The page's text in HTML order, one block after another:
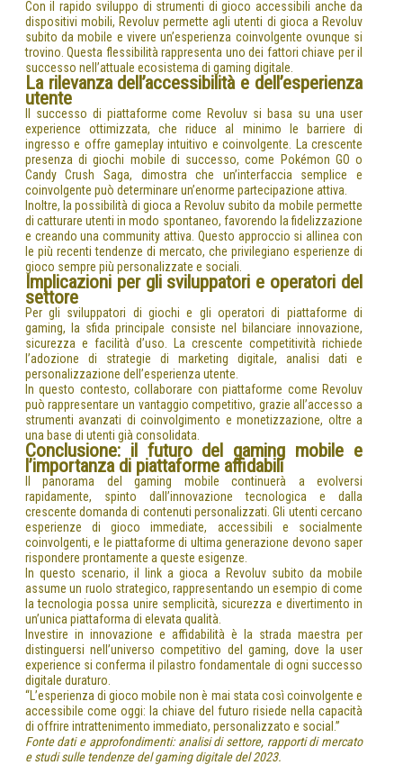
Con il rapido sviluppo di strumenti di gioco accessibili anche da
dispositivi mobili, Revoluv permette agli utenti di gioca a Revoluv
subito da mobile e vivere un’esperienza coinvolgente ovunque si
trovino. Questa flessibilità rappresenta uno dei fattori chiave per il
successo nell’attuale ecosistema di gaming digitale.
La rilevanza dell’accessibilità e dell’esperienza
utente
Il successo di piattaforme come Revoluv si basa su una user
experience ottimizzata, che riduce al minimo le barriere di
ingresso e offre gameplay intuitivo e coinvolgente. La crescente
presenza di giochi mobile di successo, come Pokémon GO o
Candy Crush Saga, dimostra che un’interfaccia semplice e
coinvolgente può determinare un’enorme partecipazione attiva.
Inoltre, la possibilità di gioca a Revoluv subito da mobile permette
di catturare utenti in modo spontaneo, favorendo la fidelizzazione
e creando una community attiva. Questo approccio si allinea con
le più recenti tendenze di mercato, che privilegiano esperienze di
gioco sempre più personalizzate e sociali.
Implicazioni per gli sviluppatori e operatori del
settore
Per gli sviluppatori di giochi e gli operatori di piattaforme di
gaming, la sfida principale consiste nel bilanciare innovazione,
sicurezza e facilità d’uso. La crescente competitività richiede
l’adozione di strategie di marketing digitale, analisi dati e
personalizzazione dell’esperienza utente.
In questo contesto, collaborare con piattaforme come Revoluv
può rappresentare un vantaggio competitivo, grazie all’accesso a
strumenti avanzati di coinvolgimento e monetizzazione, oltre a
una base di utenti già consolidata.
Conclusione: il futuro del gaming mobile e
l’importanza di piattaforme affidabili
Il panorama del gaming mobile continuerà a evolversi
rapidamente, spinto dall’innovazione tecnologica e dalla
crescente domanda di contenuti personalizzati. Gli utenti cercano
esperienze di gioco immediate, accessibili e socialmente
coinvolgenti, e le piattaforme di ultima generazione devono saper
rispondere prontamente a queste esigenze.
In questo scenario, il link a gioca a Revoluv subito da mobile
assume un ruolo strategico, rappresentando un esempio di come
la tecnologia possa unire semplicità, sicurezza e divertimento in
un’unica piattaforma di elevata qualità.
Investire in innovazione e affidabilità è la strada maestra per
distinguersi nell’universo competitivo del gaming, dove la user
experience si conferma il pilastro fondamentale di ogni successo
digitale duraturo.
“L’esperienza di gioco mobile non è mai stata così coinvolgente e
accessibile come oggi: la chiave del futuro risiede nella capacità
di offrire intrattenimento immediato, personalizzato e social.”
Fonte dati e approfondimenti: analisi di settore, rapporti di mercato
e studi sulle tendenze del gaming digitale del 2023.